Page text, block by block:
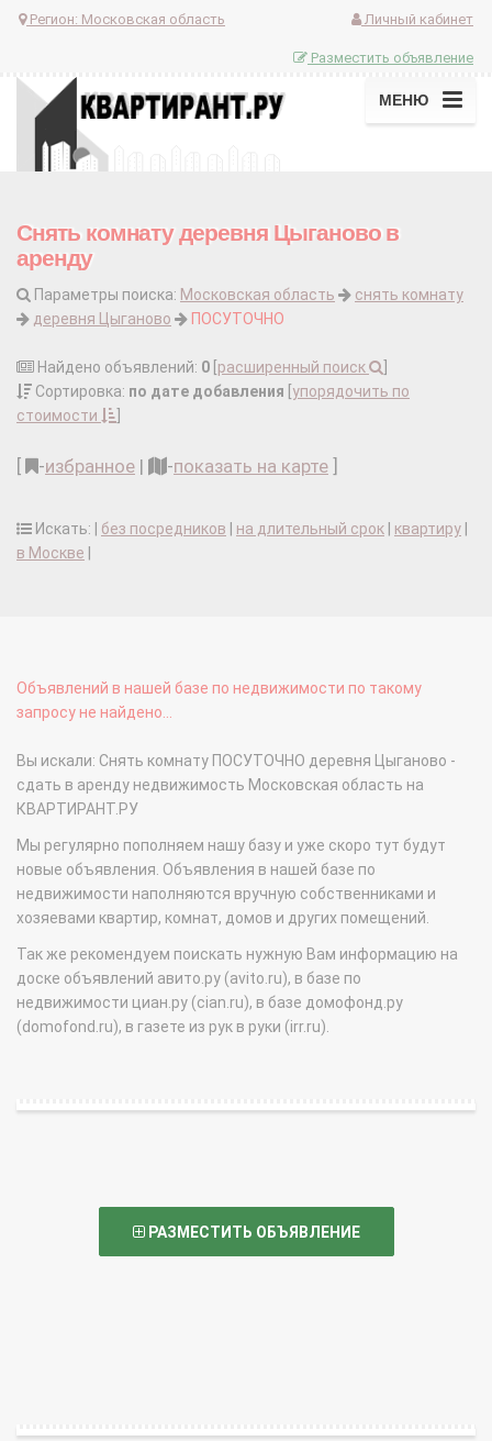
Регион: Московская область Личный кабинет
Разместить объявление
МЕНЮ
Снять комнату деревня Цыганово в
аренду
Параметры поиска: Московская область
снять комнату
деревня Цыганово
ПОСУТОЧНО
Найдено объявлений: 0 расширенный поиск
Сортировка: по дате добавления упорядочить по
стоимости
-избранное | -показать на карте
Искать: | без посредников на длительный срок квартиру
в Москве
Объявлений в нашей базе по недвижимости по такому
запросу не найдено...
Вы искали: Снять комнату ПОСУТОЧНО деревня Цыганово -
сдать в аренду недвижимость Московская область на
КВАРТИРАНТ.РУ
Мы регулярно пополняем нашу базу и уже скоро тут будут
новые объявления. Объявления в нашей базе по
недвижимости наполняются вручную собственниками и
хозяевами квартир, комнат, домов и других помещений.
Так же рекомендуем поискать нужную Вам информацию на
доске объявлений авито.ру (avito.ru), в базе по
недвижимости циан.ру (cian.ru), в базе домофонд.ру
(domofond.ru), в газете из рук в руки (irr.ru).
РАЗМЕСТИТЬ ОБЪЯВЛЕНИЕ